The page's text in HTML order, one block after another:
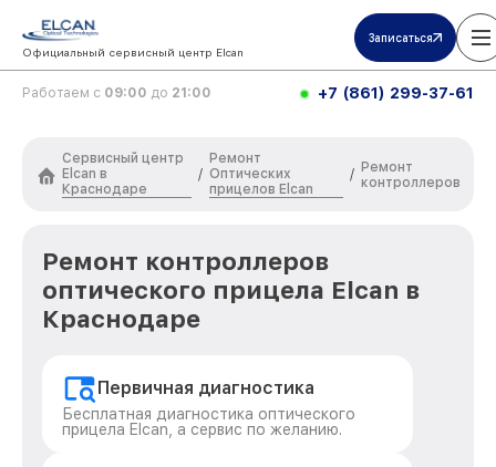
Официальный сервисный центр Elcan
Записаться
Работаем с 09:00 до 21:00 +7 (861) 299-37-61
Сервисный центр
Elcan в
Краснодаре
/
Ремонт
Оптических
прицелов Elcan
/ Ремонт
контроллеров
Ремонт контроллеров
оптического прицела Elcan в
Краснодаре
Первичная диагностика
Бесплатная диагностика оптического
прицела Elcan, а сервис по желанию.